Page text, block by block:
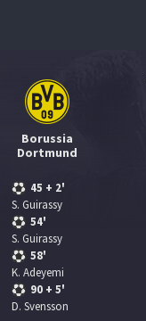
Borussia
Dortmund
45 + 2'
S. Guirassy
54'
S. Guirassy
58'
K. Adeyemi
90 + 5'
D. Svensson